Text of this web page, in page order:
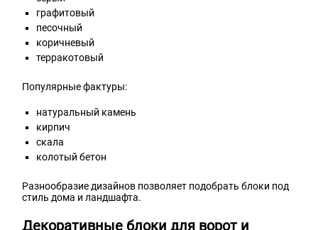
графитовый
песочный
коричневый
терракотовый
Популярные фактуры:
натуральный камень
кирпич
скала
колотый бетон
Разнообразие дизайнов позволяет подобрать блоки под
стиль дома и ландшафта.
Декоративные блоки для ворот и